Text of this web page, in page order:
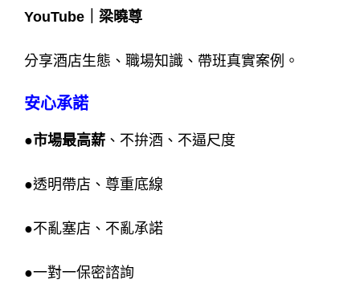
YouTube｜梁曉尊
分享酒店生態、職場知識、帶班真實案例。
安心承諾
●市場最高薪 、不拚酒、不逼尺度
●透明帶店、尊重底線
●不亂塞店、不亂承諾
●一對一保密諮詢